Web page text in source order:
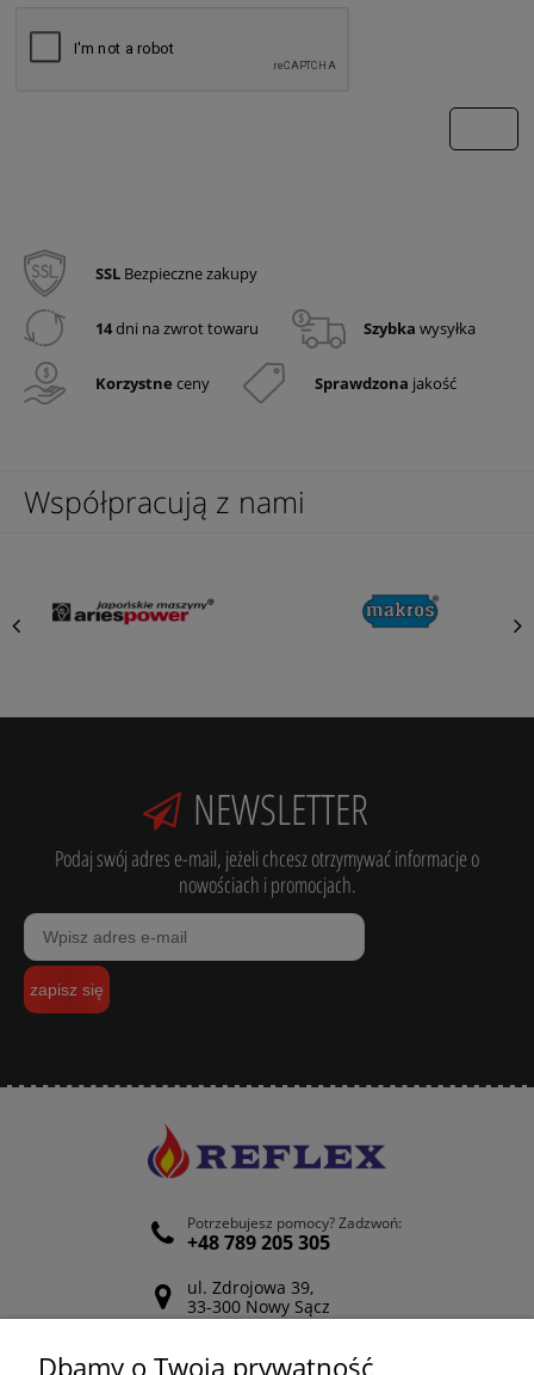
SSL Bezpieczne zakupy
14dni na zwrot towaru Szybka wysyłka
Korzystne ceny Sprawdzona jakość
Współpracują z nami
NEWSLETTER
Podaj swój adres e-mail, jeżeli chcesz otrzymywać informacje o
nowościach i promocjach.
zapisz się
Potrzebujesz pomocy? Zadzwoń:
+48 789 205 305
ul. Zdrojowa 39,
33-300 Nowy Sącz
Odwiedź nasz Facebook
Dbamy o Twoją prywatność